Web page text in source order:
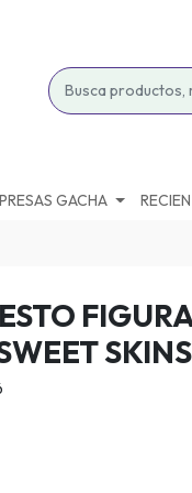
GACHA